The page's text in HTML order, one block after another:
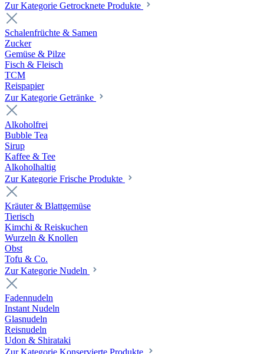
Zur Kategorie Getrocknete Produkte
Schalenfrüchte & Samen
Zucker
Gemüse & Pilze
Fisch & Fleisch
TCM
Reispapier
Zur Kategorie Getränke
Alkoholfrei
Bubble Tea
Sirup
Kaffee & Tee
Alkoholhaltig
Zur Kategorie Frische Produkte
Kräuter & Blattgemüse
Tierisch
Kimchi & Reiskuchen
Wurzeln & Knollen
Obst
Tofu & Co.
Zur Kategorie Nudeln
Fadennudeln
Instant Nudeln
Glasnudeln
Reisnudeln
Udon & Shirataki
Zur Kategorie Konservierte Produkte